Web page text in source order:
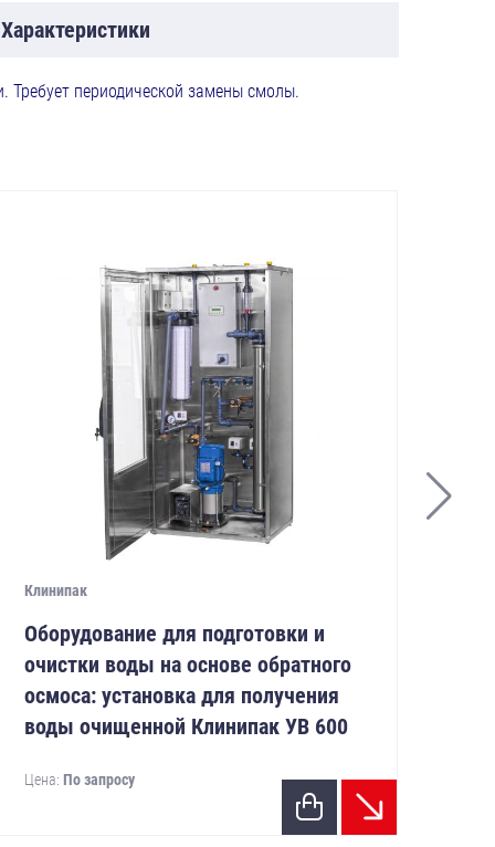
Характеристики
Требует периодической замены смолы.
Клинипак
Оборудование для подготовки и
очистки воды на основе обратного
осмоса: установка для получения
воды очищенной Клинипак УВ 600
Цена: По запросу